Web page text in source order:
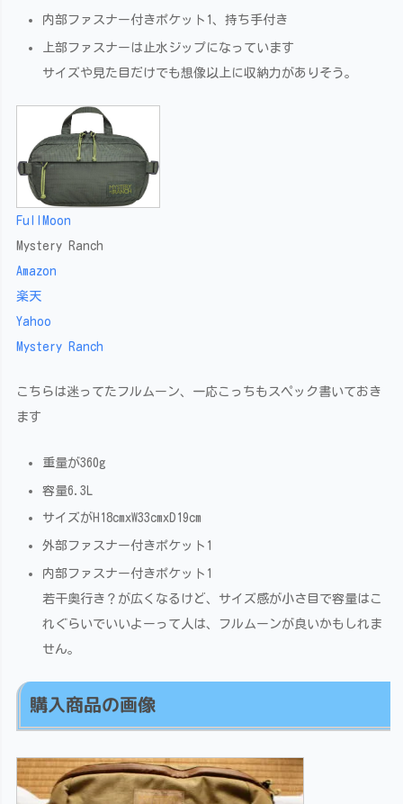
内部ファスナー付きポケット1、持ち手付き
上部ファスナーは止水ジップになっています
サイズや見た目だけでも想像以上に収納力がありそう。
FullMoon
Mystery Ranch
Amazon
楽天
Yahoo
Mystery Ranch
こちらは迷ってたフルムーン、一応こっちもスペック書いておき
ます
重量が360g
容量6.3L
サイズがH18cmxW33cmxD19cm
外部ファスナー付きポケット1
内部ファスナー付きポケット1
若干奥行き？が広くなるけど、サイズ感が小さ目で容量はこ
れぐらいでいいよーって人は、フルムーンが良いかもしれま
せん。
購入商品の画像